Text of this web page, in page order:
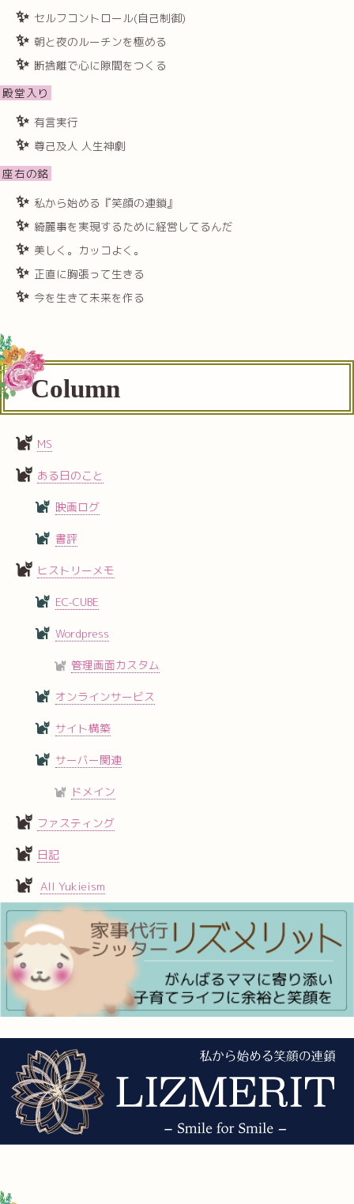
セルフコントロール(自己制御)
朝と夜のルーチンを極める
断捨離で心に隙間をつくる
殿堂入り
有言実行
尊己及人 人生神劇
座右の銘
私から始める『笑顔の連鎖』
綺麗事を実現するために経営してるんだ
美しく。カッコよく。
正直に胸張って生きる
今を生きて未来を作る
Column
MS
ある日のこと
映画ログ
書評
ヒストリーメモ
EC-CUBE
Wordpress
管理画面カスタム
オンラインサービス
サイト構築
サーバー関連
ドメイン
ファスティング
日記
All Yukieism